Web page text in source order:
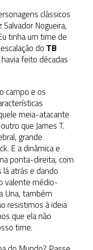
clássicos
Nogueira,
tinha um time de
do TB
feito décadas
campo e os
meia-atacante
que James T.
grande
E a dinâmica e
ponta-direita, com
lá atrás e dando
valente médio-
Una, também
resistimos à ideia
que ela não
time.